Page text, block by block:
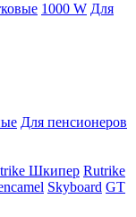
1000 W Для
Для пенсионеров
Шкипер Rutrike
Skyboard GT